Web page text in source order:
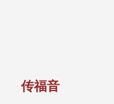
传福音